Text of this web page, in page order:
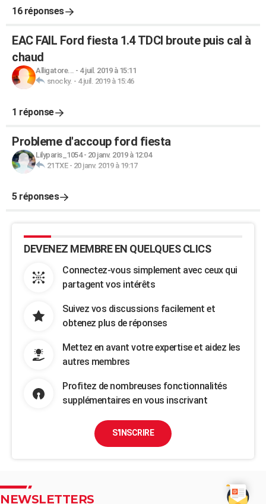
16 réponses
EAC FAIL Ford fiesta 1.4 TDCI broute puis cal à
chaud
Alligatore... - 4 juil. 2019 à 15:11
snocky. - 4 juil. 2019 à 15:46
1 réponse
Probleme d'accoup ford fiesta
Lilyparis_1054- 20 janv. 2019 à 12:04
21TXE- 20 janv. 2019 à 19:17
5 réponses
DEVENEZ MEMBRE EN QUELQUES CLICS
Connectez-vous simplement avec ceux qui
partagent vos intérêts
Suivez vos discussions facilement et
obtenez plus de réponses
Mettez en avant votre expertise et aidez les
autres membres
Profitez de nombreuses fonctionnalités
supplémentaires en vous inscrivant
S'INSCRIRE
NEWSLETTERS